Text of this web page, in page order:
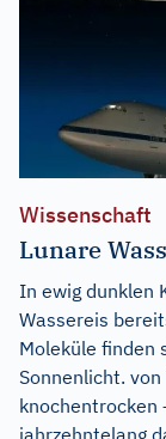
Wissenschaft
Lunare
In ewig dunklen
Wassereis
Moleküle finden
Sonnenlicht. von
knochentrocken
jahrzehntelang